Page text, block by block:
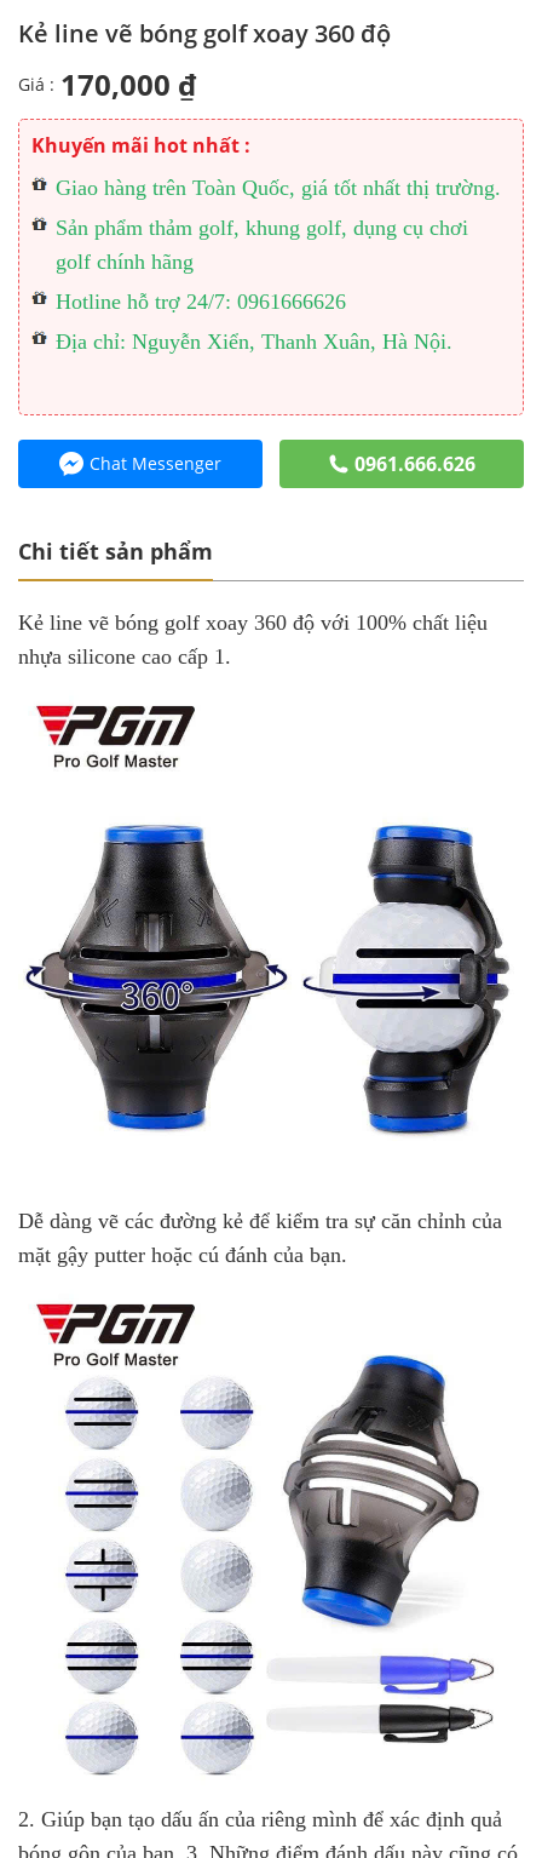
Kẻ line vẽ bóng golf xoay 360 độ
Giá : 170,000 ₫
Khuyến mãi hot nhất :
Giao hàng trên Toàn Quốc, giá tốt nhất thị trường.
Sản phẩm thảm golf, khung golf, dụng cụ chơi
golf chính hãng
Hotline hỗ trợ 24/7: 0961666626
Địa chỉ: Nguyễn Xiển, Thanh Xuân, Hà Nội.
Chat Messenger 0961.666.626
Chi tiết sản phẩm
Kẻ line vẽ bóng golf xoay 360 độ với 100% chất liệu
nhựa silicone cao cấp 1.
Dễ dàng vẽ các đường kẻ để kiểm tra sự căn chỉnh của
mặt gậy putter hoặc cú đánh của bạn.
2. Giúp bạn tạo dấu ấn của riêng mình để xác định quả
bóng gôn của bạn. 3. Những điểm đánh dấu này cũng có